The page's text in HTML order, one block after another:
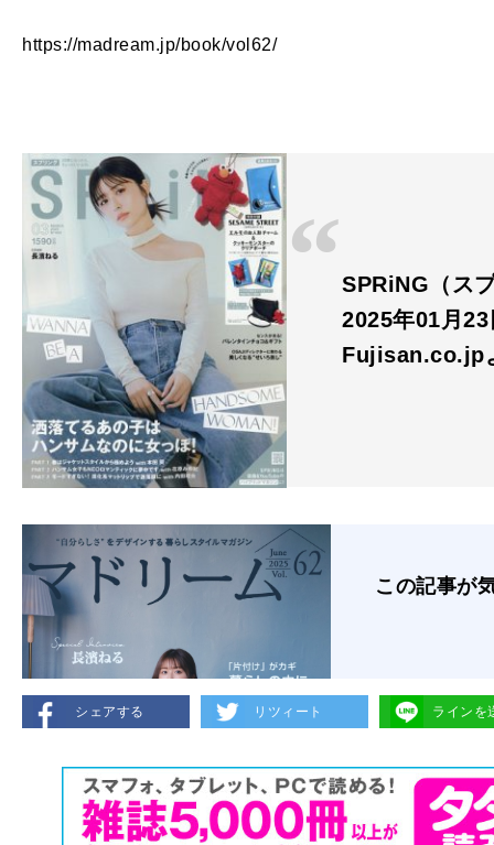
https://madream.jp/book/vol62/
SPRiNG（ス
2025年01月
Fujisan.co.jp
この記事が
シェアする リツィート ラインを